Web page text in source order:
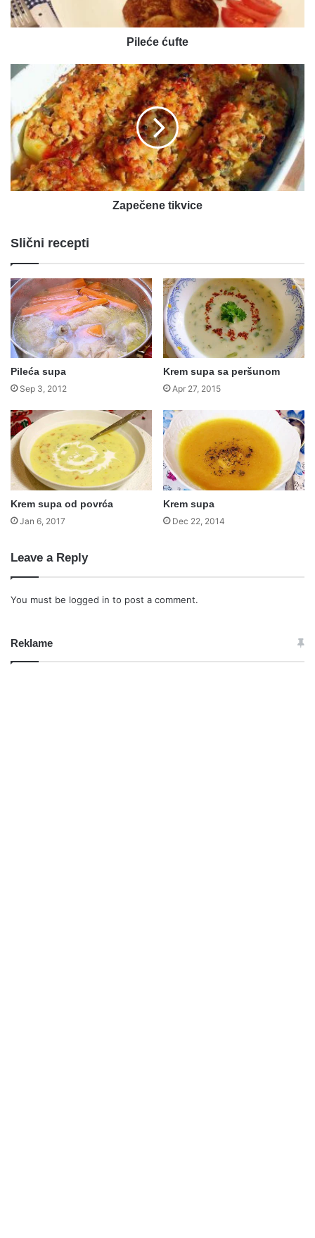
Pileće ćufte
Zapečene
Zapečene tikvice
Slični recepti
Pileća supa
Sep 3, 2012
Krem supa sa peršunom
Apr 27, 2015
Krem supa od povrća
Jan 6, 2017
Krem supa
Dec 22, 2014
Leave a Reply
You must be logged in to post a comment.
Reklame